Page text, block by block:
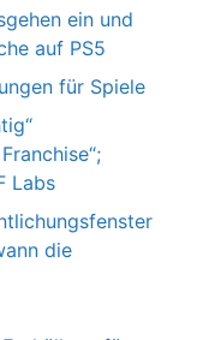
ein und
auf PS5
für Spiele
Labs
die